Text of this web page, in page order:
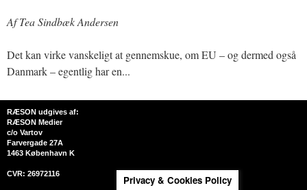
Af Tea Sindbæk Andersen
Det kan virke vanskeligt at gennemskue, om EU – og dermed også
Danmark – egentlig har en...
RÆSON udgives af:
RÆSON Medier
c/o Vartov
Farvergade 27A
1463 København K
CVR: 26972116 Privacy & Cookies Policy